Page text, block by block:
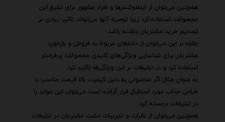
همچنین می‌توان از اینفلوئنسرها و افراد مشهور برای تبلیغ این
محصولات استفاده کرد زیرا توصیه آنها می‌تواند تاثیر زیادی بر
تصمیم خرید مشتریان داشته باشد.
علاوه بر این می‌توان از داده‌های مربوط به فروش و بازخورد
مشتریان برای شناسایی ویژگی‌های کلیدی محصولات پرطرفدار
استفاده کرد و در تبلیغات بر این ویژگی‌ها تاکید کرد.
به عنوان مثال اگر محصولی به دلیل کیفیت بالا قیمت مناسب یا
طراحی جذاب مورد استقبال قرار گرفته است می‌توان این موارد را
در تبلیغات برجسته کرد.
همچنین می‌توان از نظرات و تجربیات مثبت مشتریان در تبلیغات